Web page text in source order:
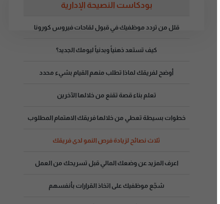
بودكاست النصيحة الإدارية
قلل من تردد موظفيك في قبول لقاحات فيروس كورونا
كيف تستعد ذهنياً وبدنياً ليومك الجديد؟
أوضح لفريقك لماذا تطلب منهم القيام بشيء محدد
تعلم بناء قصة تقنع من خلالها الآخرين
خطوات بسيطة تعطي من خلالها فريقك الاهتمام المطلوب
ثلاث نصائح لزيادة فرص النمو لدى فريقك
اعرف المزيد عن وضعك المالي قبل تسريحك من العمل
شجّع موظفيك على اتخاذ القرارات بأنفسهم